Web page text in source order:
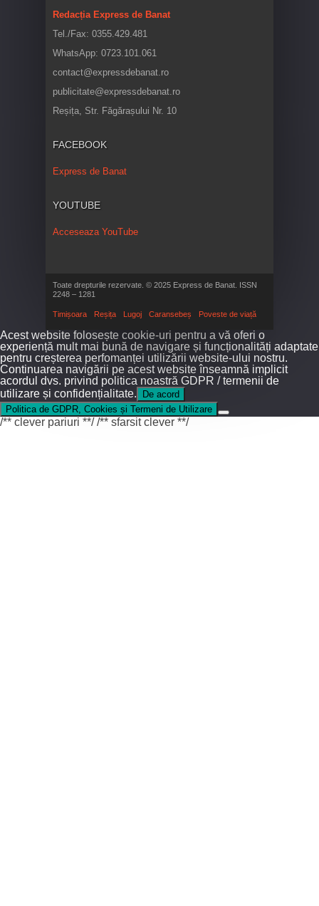
Redacția Express de Banat
Tel./Fax: 0355.429.481
WhatsApp: 0723.101.061
contact@expressdebanat.ro
publicitate@expressdebanat.ro
Reșița, Str. Făgărașului Nr. 10
FACEBOOK
Express de Banat
YOUTUBE
Acceseaza YouTube
Toate drepturile rezervate. © 2025 Express de Banat. ISSN
2248 – 1281
Timișoara Reșița Lugoj Caransebeș Poveste de viață
Acest website folosește cookie-uri pentru a vă oferi o
experiență mult mai bună de navigare și funcționalități adaptate
pentru creșterea perfomanței utilizării website-ului nostru.
Continuarea navigării pe acest website înseamnă implicit
acordul dvs. privind politica noastră GDPR / termenii de
utilizare și confidențialitate.
De acord
Politica de GDPR, Cookies și Termeni de Utilizare
/** clever pariuri **//** sfarsit clever **/